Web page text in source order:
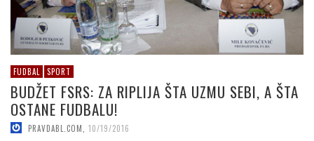
FUDBAL SPORT
BUDŽET FSRS: ZA RIPLIJA ŠTA UZMU SEBI, A ŠTA
OSTANE FUDBALU!
PRAVDABL.COM 10/19/2016